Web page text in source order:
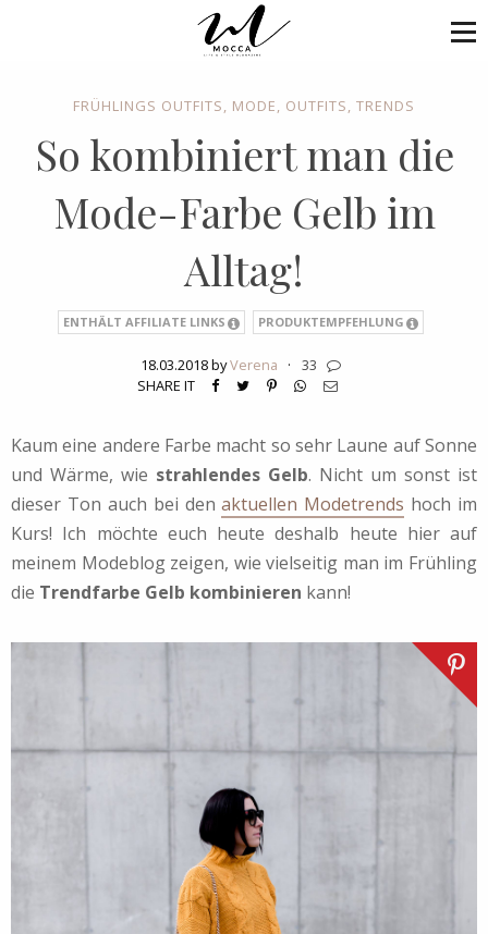
FRÜHLINGS OUTFITS, MODE, OUTFITS, TRENDS
So kombiniert man die
Mode-Farbe Gelb im
Alltag!
ENTHÄLT AFFILIATE LINKS PRODUKTEMPFEHLUNG
18.03.2018 byVerena ·
33
SHARE IT
Kaum eine andere Farbe macht so sehr Laune auf Sonne
und Wärme, wie strahlendes Gelb. Nicht um sonst ist
dieser Ton auch bei denaktuellen Modetrends hoch im
Kurs! Ich möchte euch heute deshalb heute hier auf
meinem Modeblog zeigen, wie vielseitig man im Frühling
die Trendfarbe Gelb kombinieren kann!